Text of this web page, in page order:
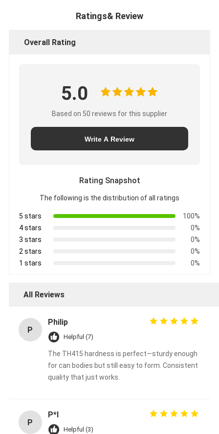
Ratings& Review
Overall Rating
5.0
Based on 50 reviews for this supplier
Write A Review
Rating Snapshot
The following is the distribution of all ratings
5 stars
100%
4 stars
0%
3 stars
0%
2 stars
0%
1 stars
0%
All Reviews
P
Philip
Helpful (7)
The TH415 hardness is perfect—sturdy enough
for can bodies but still easy to form. Consistent
quality that just works.
P
P*l
Helpful (3)